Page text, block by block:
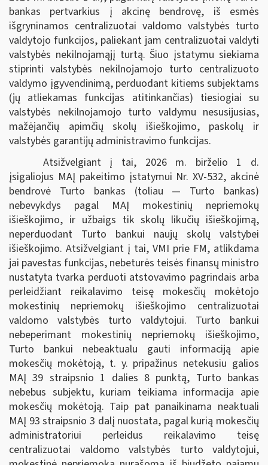
bankas pertvarkius į akcinę bendrovę, iš esmės
išgryninamos centralizuotai valdomo valstybės turto
valdytojo funkcijos, paliekant jam centralizuotai valdyti
valstybės nekilnojamąjį turtą. Šiuo įstatymu siekiama
stiprinti valstybės nekilnojamojo turto centralizuoto
valdymo įgyvendinimą, perduodant kitiems subjektams
(jų atliekamas funkcijas atitinkančias) tiesiogiai su
valstybės nekilnojamojo turto valdymu nesusijusias,
mažėjančių apimčių skolų išieškojimo, paskolų ir
valstybės garantijų administravimo funkcijas.
Atsižvelgiant į tai, 2026 m. birželio 1 d.
įsigaliojus MAĮ pakeitimo įstatymui Nr. XV-532, akcinė
bendrovė Turto bankas (toliau — Turto bankas)
nebevykdys pagal MAĮ mokestinių nepriemokų
išieškojimo, ir užbaigs tik skolų likučių išieškojimą,
neperduodant Turto bankui naujų skolų valstybei
išieškojimo. Atsižvelgiant į tai, VMI prie FM, atlikdama
jai pavestas funkcijas, nebeturės teisės finansų ministro
nustatyta tvarka perduoti atstovavimo pagrindais arba
perleidžiant reikalavimo teisę mokesčių mokėtojo
mokestinių nepriemokų išieškojimo centralizuotai
valdomo valstybės turto valdytojui. Turto bankui
nebeperimant mokestinių nepriemokų išieškojimo,
Turto bankui nebeaktualu gauti informaciją apie
mokesčių mokėtoją, t. y. pripažinus netekusiu galios
MAĮ 39 straipsnio 1 dalies 8 punktą, Turto bankas
nebebus subjektu, kuriam teikiama informacija apie
mokesčių mokėtoją. Taip pat panaikinama neaktuali
MAĮ 93 straipsnio 3 dalį nuostata, pagal kurią mokesčių
administratoriui perleidus reikalavimo teisę
centralizuotai valdomo valstybės turto valdytojui,